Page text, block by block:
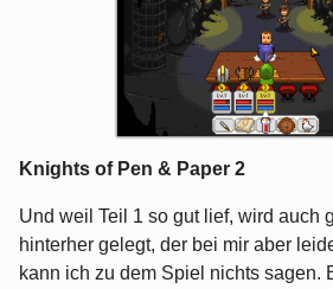
Knights of Pen & Paper 2
Und weil Teil 1 so gut lief, wird auch
hinterher gelegt, der bei mir aber
kann ich zu dem Spiel nichts sagen.